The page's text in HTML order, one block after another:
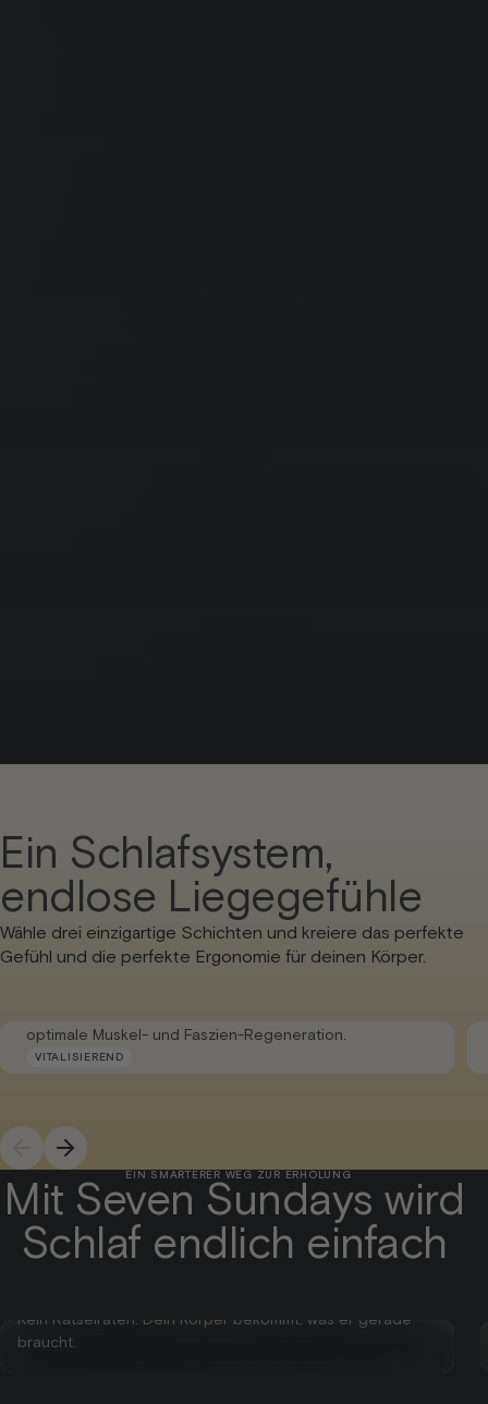
Ein Schlafsystem,
endlose Liegegefühle
Wähle drei einzigartige Schichten und kreiere das perfekte
Gefühl und die perfekte Ergonomie für deinen Körper.
VITALISIEREND
optimale Muskel- und Faszien-Regeneration.
EIN SMARTERER WEG ZUR ERHOLUNG
Mit Seven Sundays wird
Schlaf endlich einfach
Warum nur ein Material wählen?
Kein Rätselraten. Dein Körper bekommt, was er gerade
braucht.